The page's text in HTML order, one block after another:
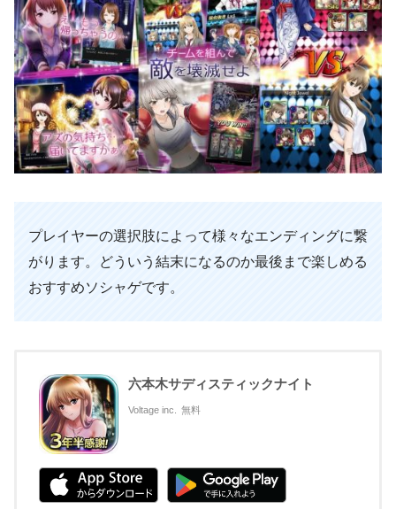
プレイヤーの選択肢によって様々なエンディングに繋
がります。どういう結末になるのか最後まで楽しめる
おすすめソシャゲです。
六本木サディスティックナイト
Voltage inc. 無料